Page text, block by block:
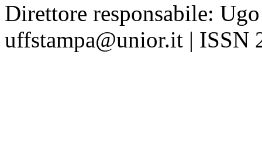
Direttore responsabile:
uffstampa@unior.it | ISSN